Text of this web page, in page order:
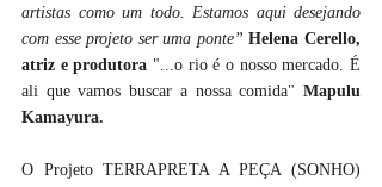
artistas como um todo. Estamos aqui desejando
com esse projeto ser uma ponte” Helena Cerello,
atriz e produtora "...o rio é o nosso mercado. É
ali que vamos buscar a nossa comida" Mapulu
Kamayura.
O Projeto TERRAPRETA A PEÇA (SONHO)